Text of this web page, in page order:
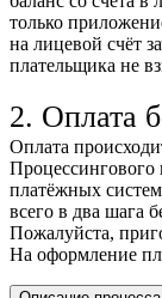
только
на лицевой счёт
плательщика не
2. Оплата
Оплата
Процессингового
платёжных систем
всего в два шага
Пожалуйста,
На оформление